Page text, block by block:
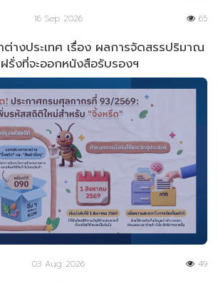
16 Sep 2026 65
ต่างประเทศ เรื่อง ผลการจัดสรรปริมาณ
รั่งที่จะออกหนังสือรับรองฯ
03 Aug 2026 49